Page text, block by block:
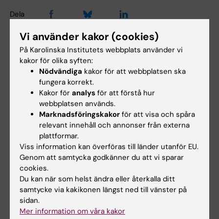
Dela
Mer om det här ämnet
Forskningsstudie: Fysisk kapacitet och hälsa
Relaterat
Tema: Hälsosamt åldrande
Tema: Idrott och motion
Relaterade artiklar
Vi använder kakor (cookies)
På Karolinska Institutets webbplats använder vi
kakor för olika syften:
Nödvändiga kakor för att webbplatsen ska
fungera korrekt.
Kakor för analys för att förstå hur
webbplatsen används.
Marknadsföringskakor för att visa och spåra
relevant innehåll och annonser från externa
plattformar.
Viss information kan överföras till länder utanför EU.
Genom att samtycka godkänner du att vi sparar
cookies.
Du kan när som helst ändra eller återkalla ditt
samtycke via kakikonen längst ned till vänster på
sidan.
Mer information om våra kakor